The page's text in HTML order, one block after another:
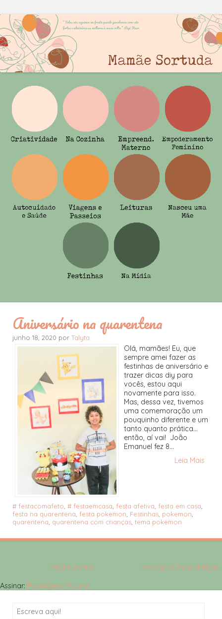
Aniversário na quarentena
junho 18, 2020 por Talyta
Olá, mamães! Eu, que
sempre amei fazer as
festinhas de aniversário e
trazer dicas diy para
vocês, estou aqui
novamente para isso.
Mas, dessa vez, tivemos
uma comemoração um
pouquinho diferente e um
tanto quanto prática...
então, aí vai! João
Emanuel fez 8...
Leia Mais
# festacomafeto, # festaemcasa, festa afetiva, festa em casa,
festa na quarentena, festa pokemon, Festinhas, pokemon,
quarentena, quarentena com crianças, tema pokemon
Postagens mais antigas
Página inicial
Assinar: Postagens (Atom)
Search